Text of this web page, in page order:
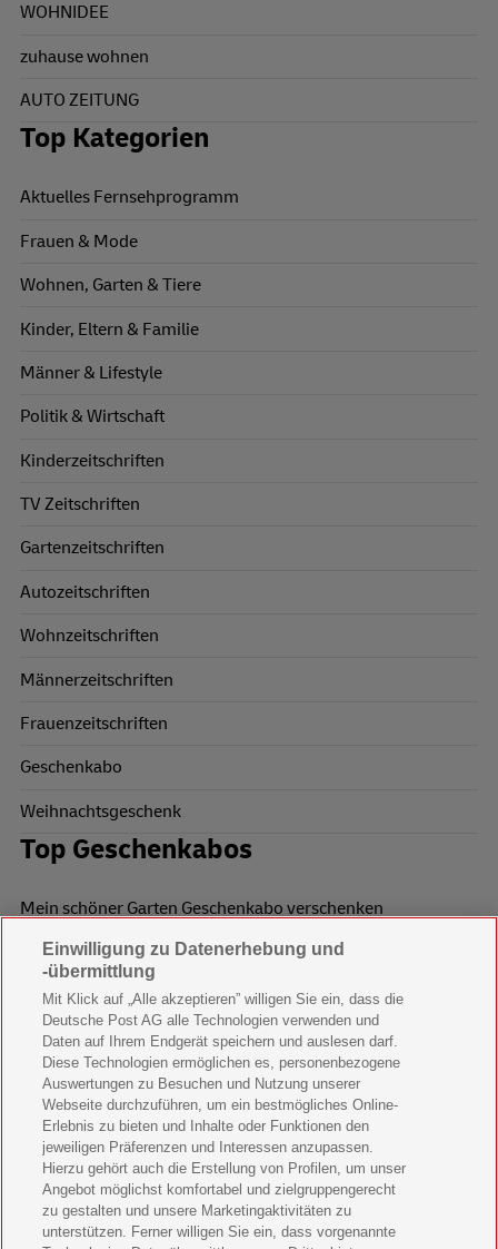
WOHNIDEE
zuhause wohnen
AUTO ZEITUNG
Top Kategorien
Aktuelles Fernsehprogramm
Frauen & Mode
Wohnen, Garten & Tiere
Kinder, Eltern & Familie
Männer & Lifestyle
Politik & Wirtschaft
Kinderzeitschriften
TV Zeitschriften
Gartenzeitschriften
Autozeitschriften
Wohnzeitschriften
Männerzeitschriften
Frauenzeitschriften
Geschenkabo
Weihnachtsgeschenk
Top Geschenkabos
Mein schöner Garten Geschenkabo verschenken
Wohnen & Garten Geschenkabo verschenken
Mein schönes Land Geschenkabo verschenken
Bild der Frau Geschenkabo verschenken
11 Freunde Geschenkabo verschenken
LEGO Ninjago Magazin Geschenkabo verschenken
Brigitte Geschenkabo verschenken
GEOlino Geschenkabo verschenken
Einwilligung zu Datenerhebung und
-übermittlung
Mit Klick auf „Alle akzeptieren” willigen Sie ein, dass die
Deutsche Post AG alle Technologien verwenden und
Daten auf Ihrem Endgerät speichern und auslesen darf.
Diese Technologien ermöglichen es, personenbezogene
Auswertungen zu Besuchen und Nutzung unserer
Webseite durchzuführen, um ein bestmögliches Online-
Erlebnis zu bieten und Inhalte oder Funktionen den
jeweiligen Präferenzen und Interessen anzupassen.
Hierzu gehört auch die Erstellung von Profilen, um unser
Angebot möglichst komfortabel und zielgruppengerecht
zu gestalten und unsere Marketingaktivitäten zu
unterstützen. Ferner willigen Sie ein, dass vorgenannte